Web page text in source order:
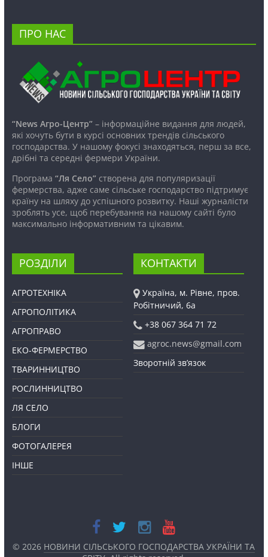
ПРО НАС
“News Агро-Центр”– інформаційне видання для людей,
які хочуть бути в курсі основних трендів сільського
господарства. У нашому фокусі знаходяться, перш за все,
дрібні та середні фермери України.
Програма “Ля Село”створена для популяризації
фермерства, адже саме сільське господарство підтримує
країну на шляху до успішного розвитку. Наші журналісти
зроблять усе, щоб перебування на нашому сайті було
максимально інформативним та цікавим.
РОЗДІЛИ
АГРОТЕХНІКА
АГРОПОЛІТИКА
АГРОПРАВО
ЕКО-ФЕРМЕРСТВО
ТВАРИННИЦТВО
РОСЛИННИЦТВО
ЛЯ СЕЛО
БЛОГИ
ФОТОГАЛЕРЕЯ
ІНШЕ
КОНТАКТИ
Україна, м. Рівне, пров.
Робітничий, 6а
+38 067 364 71 72
agroc.news@gmail.com
Зворотній зв’язок
© 2026 НОВИНИ СІЛЬСЬКОГО ГОСПОДАРСТВА УКРАЇНИ ТА